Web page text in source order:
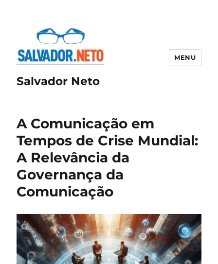
Salvador Neto
MENU
A Comunicação em
Tempos de Crise Mundial:
A Relevância da
Governança da
Comunicação